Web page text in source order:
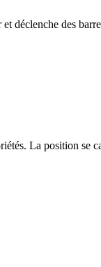
déclenche des
La position se